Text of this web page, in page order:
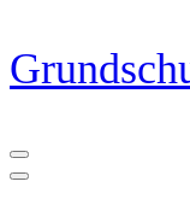
Zum
Inhalt
springen